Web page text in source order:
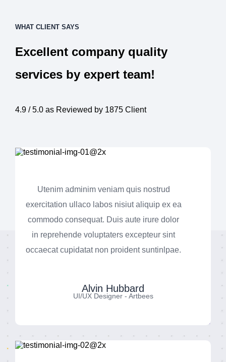
WHAT CLIENT SAYS
Excellent company quality
services by expert team!
4.9 / 5.0 as Reviewed by 1875 Client
Utenim adminim veniam quis nostrud
exercitation ullaco labos nisiut aliquip ex ea
commodo consequat. Duis aute irure dolor
in reprehende voluptaters excepteur sint
occaecat cupidatat non proident suntinlpae.
Alvin Hubbard
UI/UX Designer - Artbees